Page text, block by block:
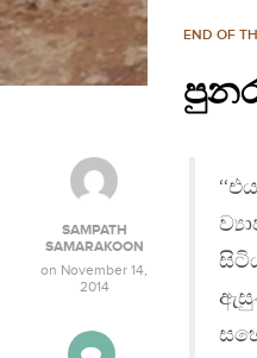
END OF
SAMPATH
SAMARAKOON
on November 14,
2014